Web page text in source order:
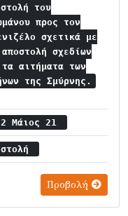
του
προς τον
σχετικά με
σχεδίων
αιτήματα των
της Σμύρνης.
Μάιος 21
Προβολή